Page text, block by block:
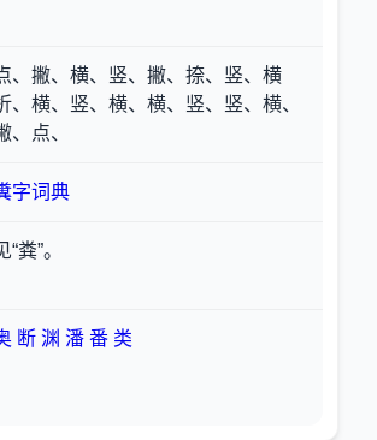
、撇、横、竖、撇、捺、竖、横
、横、竖、横、横、竖、竖、横、
、点、
字词典
“粪”。
断 渊 潘 番 类